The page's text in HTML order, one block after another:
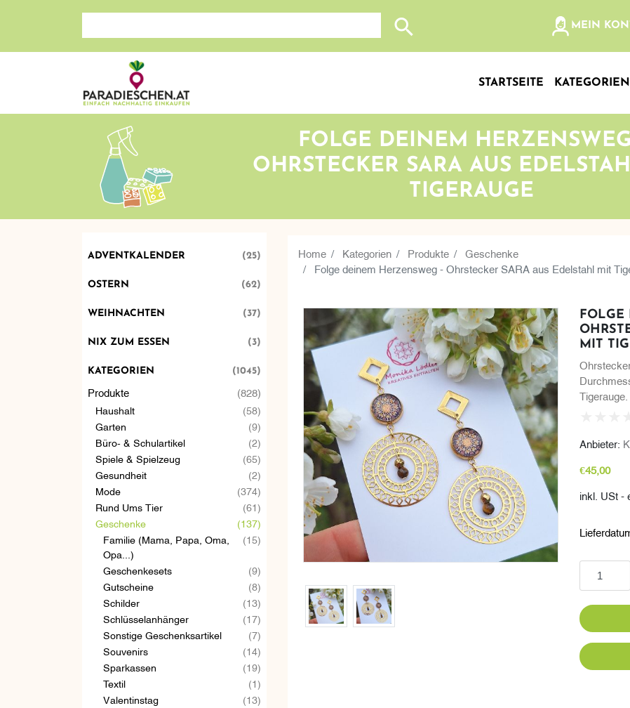
Suche nach: Zum Beispiel Wein, Fleisch, Keramik,
MEIN
STARTSEITE KATEGORIEN
FOLGE DEINEM
OHRSTECKER SARA AUS
TIGERAUGE
ADVENTKALENDER (25)
OSTERN (62)
WEIHNACHTEN (37)
NIX ZUM ESSEN (3)
KATEGORIEN (1045)
Produkte (828)
Haushalt (58)
Garten (9)
Büro- & Schulartikel (2)
Spiele & Spielzeug (65)
Gesundheit (2)
Mode (374)
Rund Ums Tier (61)
Geschenke (137)
Familie (Mama, Papa, Oma,
Opa...)
(15)
Geschenkesets (9)
Gutscheine (8)
Schilder (13)
Schlüsselanhänger (17)
Sonstige Geschenksartikel (7)
Souvenirs (14)
Sparkassen (19)
Textil (1)
Valentinstag (13)
Home Kategorien Produkte Geschenke
Folge deinem Herzensweg - Ohrstecker SARA aus Edelstahl mit
MIT
Anbieter:
€45,00
inkl. USt -